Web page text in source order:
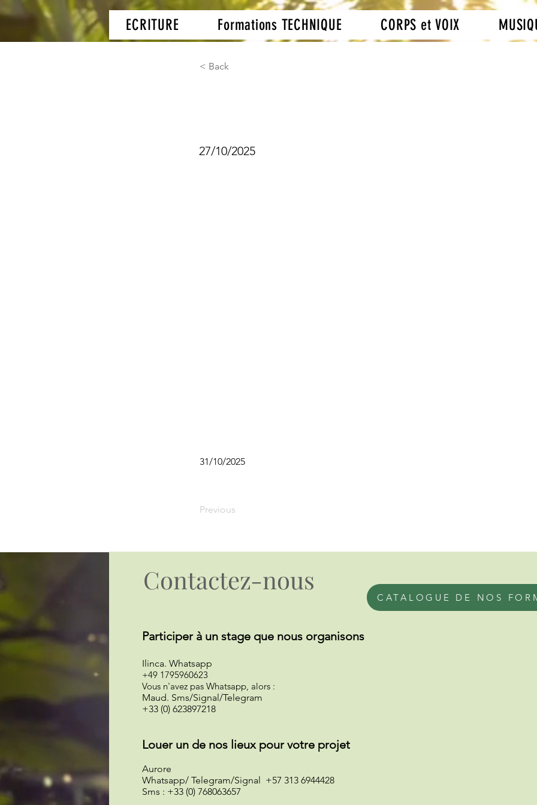
ECRITURE Formations TECHNIQUE CORPS et VOIX
< Back
27/10/2025
31/10/2025
Previous
Contactez-nous
Participer à un stage que nous organisons
Ilinca. Whatsapp
+49 1795960623
Vous n'avez pas Whatsapp, alors :
Maud. Sms/Signal/Telegram
+33 (0) 623897218
Louer un de nos lieux pour votre projet
Aurore
Whatsapp/ Telegram/Signal +57 313 6944428
Sms : +33 (0) 768063657
CATALOGUE DE NOS